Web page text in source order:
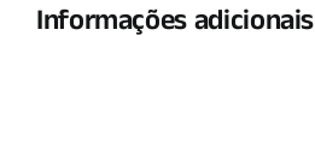
Informações adicionais